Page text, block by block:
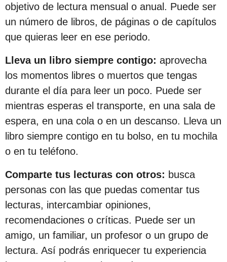
objetivo de lectura mensual o anual. Puede ser
un número de libros, de páginas o de capítulos
que quieras leer en ese periodo.
Lleva un libro siempre contigo: aprovecha
los momentos libres o muertos que tengas
durante el día para leer un poco. Puede ser
mientras esperas el transporte, en una sala de
espera, en una cola o en un descanso. Lleva un
libro siempre contigo en tu bolso, en tu mochila
o en tu teléfono.
Comparte tus lecturas con otros: busca
personas con las que puedas comentar tus
lecturas, intercambiar opiniones,
recomendaciones o críticas. Puede ser un
amigo, un familiar, un profesor o un grupo de
lectura. Así podrás enriquecer tu experiencia